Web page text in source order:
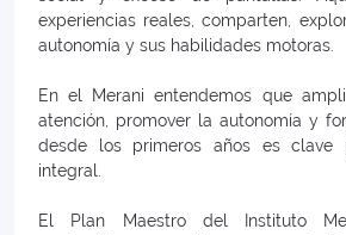
experiencias reales, comparten,
autonomía y sus habilidades motoras.
En el Merani entendemos que
atención, promover la autonomía y
desde los primeros años es clave
integral.
El Plan Maestro del Instituto